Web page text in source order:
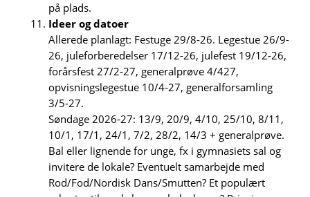
på plads.
Ideer og datoer
Allerede planlagt: Festuge 29/8-26. Legestue 26/9-
26, juleforberedelser 17/12-26, julefest 19/12-26,
forårsfest 27/2-27, generalprøve 4/427,
opvisningslegestue 10/4-27, generalforsamling
3/5-27.
Søndage 2026-27: 13/9, 20/9, 4/10, 25/10, 8/11,
10/1, 17/1, 24/1, 7/2, 28/2, 14/3 + generalprøve.
Bal eller lignende for unge, fx i gymnasiets sal og
invitere de lokale? Eventuelt samarbejde med
Rod/Fod/Nordisk Dans/Smutten? Et populært